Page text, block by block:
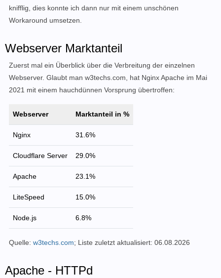
knifflig, dies konnte ich dann nur mit einem unschönen
Workaround umsetzen.
Webserver Marktanteil
Zuerst mal ein Überblick über die Verbreitung der einzelnen
Webserver. Glaubt man w3techs.com, hat Nginx Apache im Mai
2021 mit einem hauchdünnen Vorsprung übertroffen:
Webserver Marktanteil in %
Nginx 31.6%
Cloudflare Server 29.0%
Apache 23.1%
LiteSpeed 15.0%
Node.js 6.8%
Quelle: w3techs.com; Liste zuletzt aktualisiert: 06.08.2026
Apache - HTTPd